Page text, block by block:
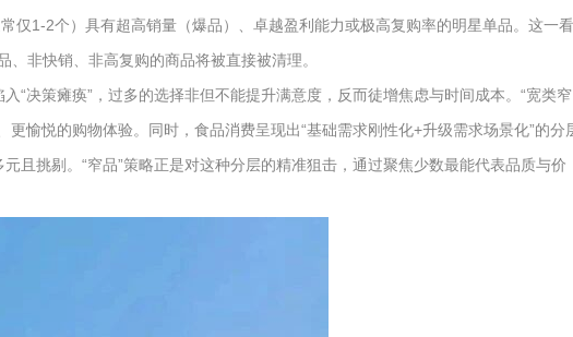
仅1-2个）具有超高销量（爆品）、卓越盈利能力或极高复购率的明星单品。这一
非快销、非高复购的商品将被直接被清理。
决策瘫痪”，过多的选择非但不能提升满意度，反而徒增焦虑与时间成本。“宽类窄
愉悦的购物体验。同时，食品消费呈现出“基础需求刚性化+升级需求场景化”的分
且挑剔。“窄品”策略正是对这种分层的精准狙击，通过聚焦少数最能代表品质与价